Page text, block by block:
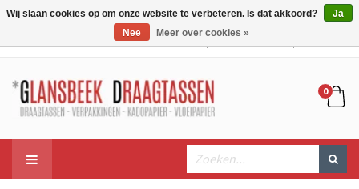
0
Wij slaan cookies op om onze website te verbeteren. Is dat akkoord?
Ja
Nee
Meer over cookies »